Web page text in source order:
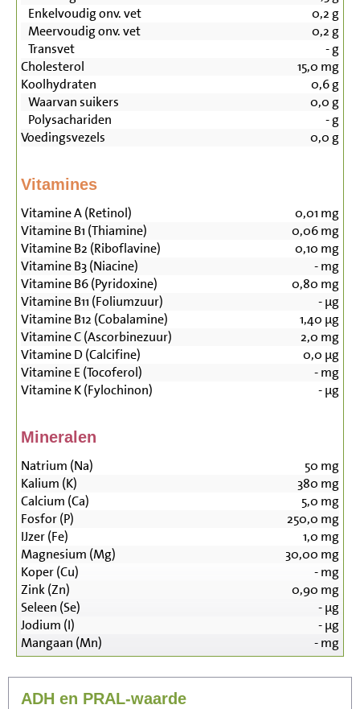
Enkelvoudig onv. vet
0,2 g
Meervoudig onv. vet
0,2 g
Transvet
-g
Cholesterol
15,0 mg
Koolhydraten
0,6g
Waarvan suikers
0,0 g
Polysachariden
-g
Voedingsvezels
0,0 g
Vitamines
Vitamine A (Retinol) 0,01 mg
Vitamine B1 (Thiamine)
0,06mg
Vitamine B2 (Riboflavine)
0,10 mg
Vitamine B3 (Niacine)
-mg
Vitamine B6 (Pyridoxine)
0,80 mg
Vitamine B11 (Foliumzuur)
-µg
Vitamine B12 (Cobalamine)
1,40 µg
Vitamine C (Ascorbinezuur)
2,0 mg
Vitamine D (Calcifine)
0,0 µg
Vitamine E (Tocoferol)
-mg
Vitamine K (Fylochinon)
-µg
Mineralen
Natrium (Na) 50 mg
Kalium (K)
380 mg
Calcium (Ca)
5,0 mg
Fosfor (P)
250,0 mg
IJzer (Fe)
1,0 mg
Magnesium (Mg)
30,00 mg
Koper (Cu)
-mg
Zink (Zn)
0,90 mg
Seleen (Se)
-µg
Jodium (I)
-µg
Mangaan (Mn)
-mg
ADH en PRAL-waarde